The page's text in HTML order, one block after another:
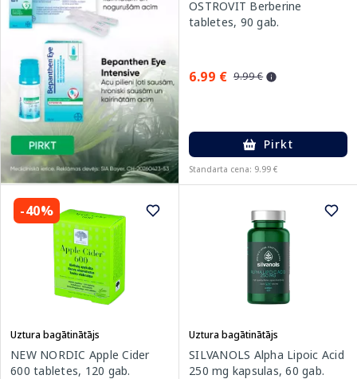
OSTROVIT Berberine
tabletes, 90 gab.
6.99 € 9.99 €
Pirkt
Standarta cena: 9.99 €
-40%
Uztura bagātinātājs
NEW NORDIC Apple Cider
600 tabletes, 120 gab.
Uztura bagātinātājs
SILVANOLS Alpha Lipoic Acid
250 mg kapsulas, 60 gab.